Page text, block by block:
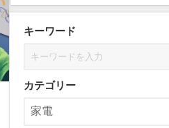
キーワード
カテゴリー